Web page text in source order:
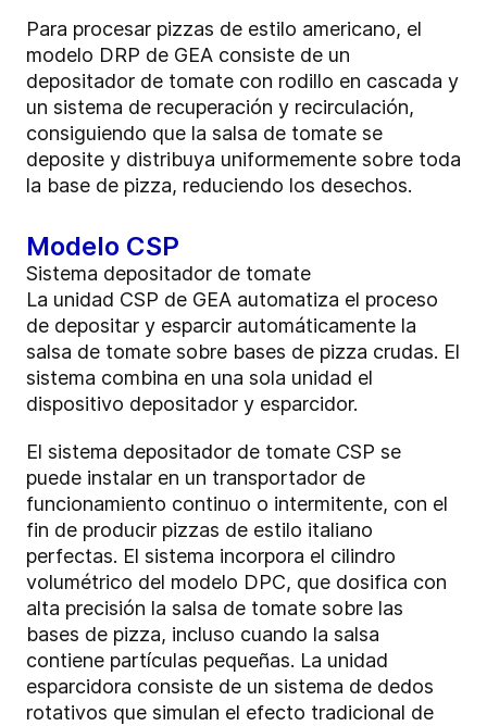
Para procesar pizzas de estilo americano, el
modelo DRP de GEA consiste de un
depositador de tomate con rodillo en cascada y
un sistema de recuperación y recirculación,
consiguiendo que la salsa de tomate se
deposite y distribuya uniformemente sobre toda
la base de pizza, reduciendo los desechos.
Modelo CSP
Sistema depositador de tomate
La unidad CSP de GEA automatiza el proceso
de depositar y esparcir automáticamente la
salsa de tomate sobre bases de pizza crudas. El
sistema combina en una sola unidad el
dispositivo depositador y esparcidor.
El sistema depositador de tomate CSP se
puede instalar en un transportador de
funcionamiento continuo o intermitente, con el
fin de producir pizzas de estilo italiano
perfectas. El sistema incorpora el cilindro
volumétrico del modelo DPC, que dosifica con
alta precisión la salsa de tomate sobre las
bases de pizza, incluso cuando la salsa
contiene partículas pequeñas. La unidad
esparcidora consiste de un sistema de dedos
rotativos que simulan el efecto tradicional de